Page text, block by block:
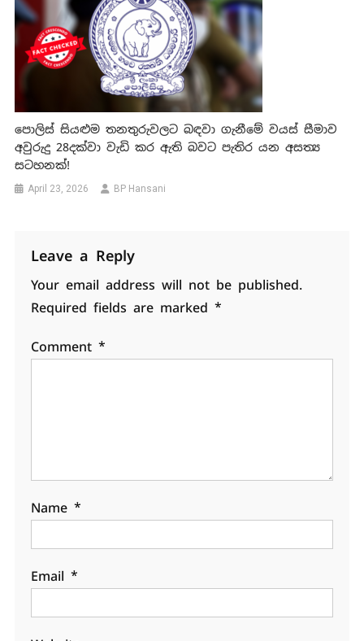
පොලිස් සියළුම තනතුරුවලට බඳවා ගැනීමේ වයස් සීමාව
අවුරුදු 28දක්වා වැඩි කර ඇති බවට පැතිර යන අසත්‍ය
සටහනක්!
April 23, 2026 BP Hansani
Leave a Reply
Your email address will not be published.
Required fields are marked *
Comment *
Name *
Email *